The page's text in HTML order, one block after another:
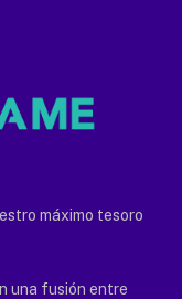
máximo tesoro
una fusión entre